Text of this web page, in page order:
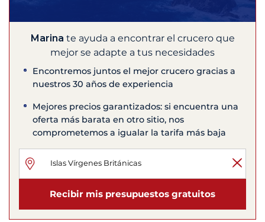
Marina te ayuda a encontrar el crucero que
mejor se adapte a tus necesidades
Encontremos juntos el mejor crucero gracias a
nuestros 30 años de experiencia
Mejores precios garantizados: si encuentra una
oferta más barata en otro sitio, nos
comprometemos a igualar la tarifa más baja
Recibir mis presupuestos gratuitos